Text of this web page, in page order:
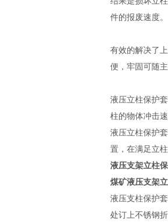
件的报废速度。
有效的解决了
便，牢固可随
液压立柱保护
柱的物体冲击
液压立柱保护
置，在满足立
液压支架立柱
煤矿液压支架
液压支柱保护
处订上不锈钢